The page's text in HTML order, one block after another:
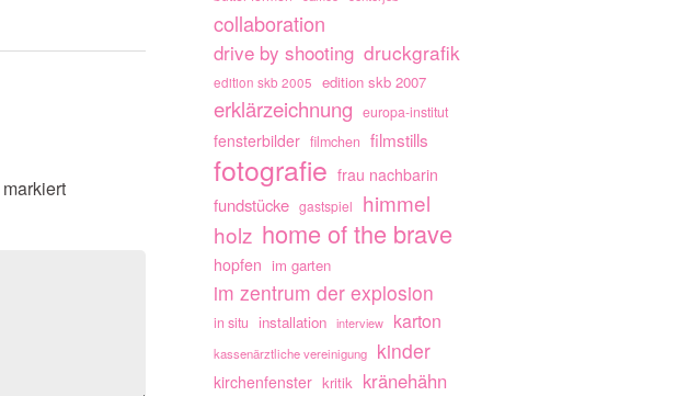
markiert
collaboration
drive by shooting druckgrafik
edition skb 2005 edition skb 2007
erklärzeichnung europa-institut
fensterbilder filmchen filmstills
fotografie frau nachbarin
fundstücke gastspiel
himmel
holz home of the brave
hopfen im garten
im zentrum der explosion
in situ installation interview karton
kassenärztliche vereinigung kinder
kirchenfenster kritik kränehähn